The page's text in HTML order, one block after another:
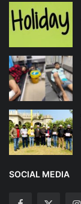
SOCIAL MEDIA